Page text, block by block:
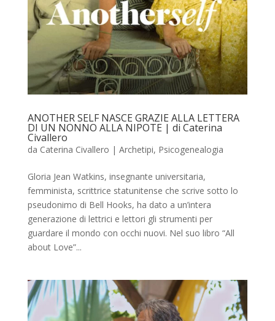
ANOTHER SELF NASCE GRAZIE ALLA LETTERA
DI UN NONNO ALLA NIPOTE | di Caterina
Civallero
da Caterina Civallero | Archetipi, Psicogenealogia
Gloria Jean Watkins, insegnante universitaria,
femminista, scrittrice statunitense che scrive sotto lo
pseudonimo di Bell Hooks, ha dato a un’intera
generazione di lettrici e lettori gli strumenti per
guardare il mondo con occhi nuovi. Nel suo libro “All
about Love”...